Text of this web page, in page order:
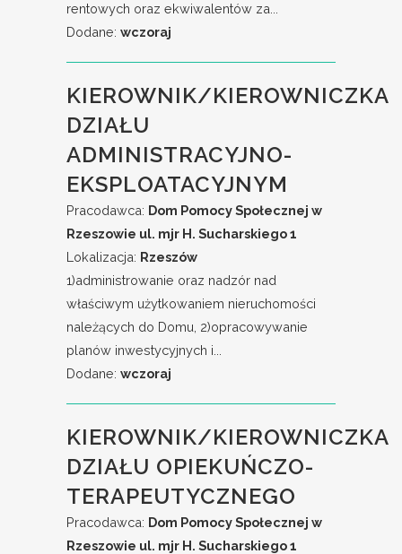
rentowych oraz ekwiwalentów za...
Dodane: wczoraj
KIEROWNIK/KIEROWNICZKA
DZIAŁU
ADMINISTRACYJNO-
EKSPLOATACYJNYM
Pracodawca: Dom Pomocy Społecznej w
Rzeszowie ul. mjr H. Sucharskiego 1
Lokalizacja: Rzeszów
1)administrowanie oraz nadzór nad
właściwym użytkowaniem nieruchomości
należących do Domu, 2)opracowywanie
planów inwestycyjnych i...
Dodane: wczoraj
KIEROWNIK/KIEROWNICZKA
DZIAŁU OPIEKUŃCZO-
TERAPEUTYCZNEGO
Pracodawca: Dom Pomocy Społecznej w
Rzeszowie ul. mjr H. Sucharskiego 1